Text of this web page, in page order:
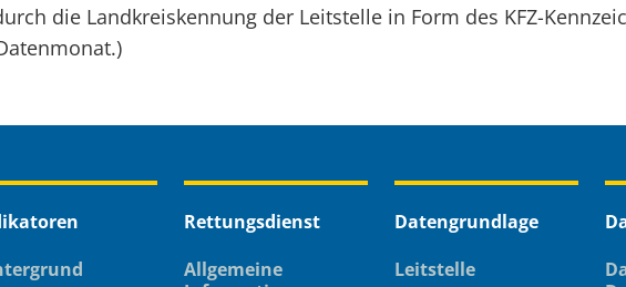
die Landkreiskennung der Leitstelle in Form des KFZ-
Rettungsdienst
Allgemeine
Datengrundlage
Leitstelle